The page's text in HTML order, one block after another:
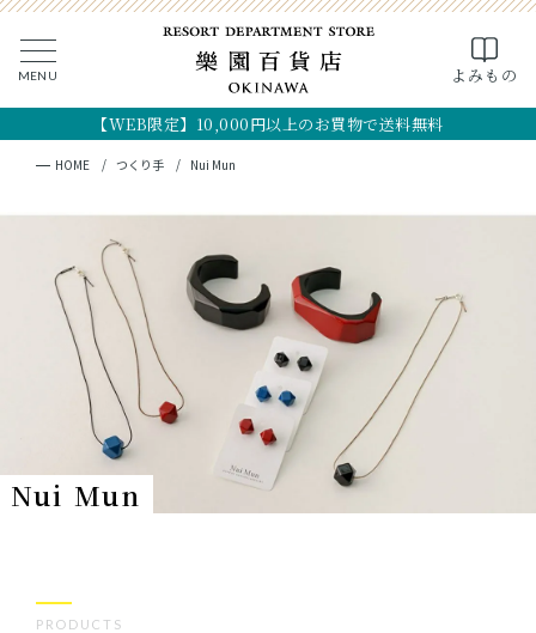
MENU よみもの
【WEB限定】10,000円以上のお買物で送料無料
CLOSE
検索
キーワード検索
MY PAGE CART
全ての商品
フード
クラフト
コスメ・アロマ
HOME つくり手 Nui Mun
Nui Mun
PRODUCTS